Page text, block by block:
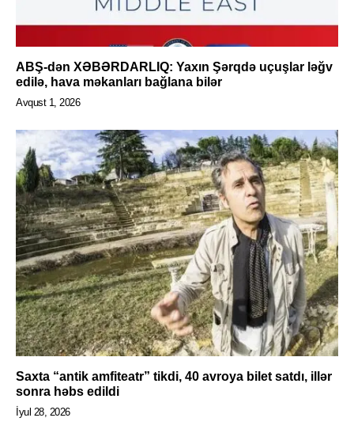
ABŞ-dən XƏBƏRDARLIQ: Yaxın Şərqdə uçuşlar ləğv
edilə, hava məkanları bağlana bilər
Avqust 1, 2026
Saxta “antik amfiteatr” tikdi, 40 avroya bilet satdı, illər
sonra həbs edildi
İyul 28, 2026